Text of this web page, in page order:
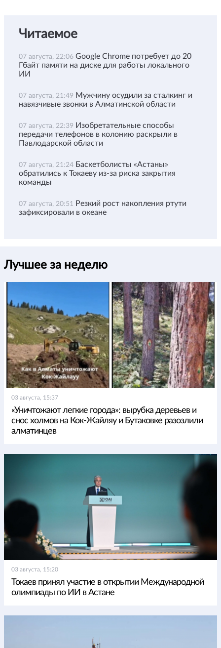
Читаемое
07 августа, 22:06 Google Chrome потребует до 20
Гбайт памяти на диске для работы локального
ИИ
07 августа, 21:49 Мужчину осудили за сталкинг и
навязчивые звонки в Алматинской области
07 августа, 22:39 Изобретательные способы
передачи телефонов в колонию раскрыли в
Павлодарской области
07 августа, 21:24 Баскетболисты «Астаны»
обратились к Токаеву из-за риска закрытия
команды
07 августа, 20:51 Резкий рост накопления ртути
зафиксировали в океане
Лучшее за неделю
03 августа, 15:37
«Уничтожают легкие города»: вырубка деревьев и
снос холмов на Кок-Жайляу и Бутаковке разозлили
алматинцев
03 августа, 15:20
Токаев принял участие в открытии Международной
олимпиады по ИИ в Астане